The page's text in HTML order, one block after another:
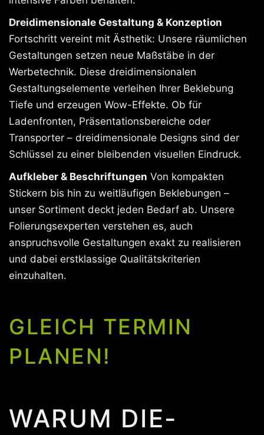
Dreidimensionale Gestaltung & Konzeption
Fortschritt vereint mit Ästhetik: Unsere räumlichen
Gestaltungen setzen neue Maßstäbe in der
Werbetechnik. Diese dreidimensionalen
Gestaltungselemente verleihen Ihrer Beklebung
Tiefe und erzeugen Wow-Effekte. Ob für
Ladenfronten, Präsentationsbereiche oder
Transporter – dreidimensionale Designs sind der
Schlüssel zu einer bleibenden visuellen Eindruck.
Aufkleber & Beschriftungen Von kompakten
Stickern bis hin zu weitläufigen Beklebungen –
unser Sortiment deckt jeden Bedarf ab. Unsere
Folierungsexperten verstehen es, auch
anspruchsvolle Gestaltungen exakt zu realisieren
und dabei erstklassige Qualitätskriterien
einzuhalten.
GLEICH TERMIN
PLANEN!
WARUM DIE-